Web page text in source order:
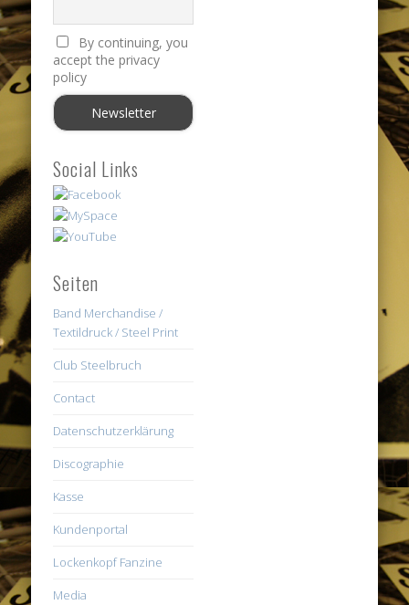
By continuing, you
accept the privacy
policy
Social Links
Seiten
Band Merchandise /
Textildruck / Steel Print
Club Steelbruch
Contact
Datenschutzerklärung
Discographie
Kasse
Kundenportal
Lockenkopf Fanzine
Media